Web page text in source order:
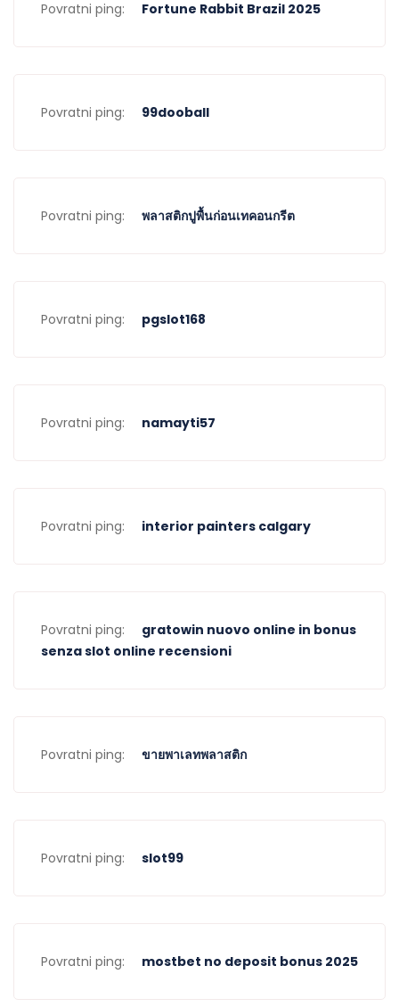
Povratni ping: Fortune Rabbit Brazil 2025
Povratni ping: 99dooball
Povratni ping: พลาสติกปูพื้นก่อนเทคอนกรีต
Povratni ping: pgslot168
Povratni ping: namayti57
Povratni ping: interior painters calgary
Povratni ping:
gratowin nuovo online in bonus
senza slot online recensioni
Povratni ping: ขายพาเลทพลาสติก
Povratni ping: slot99
Povratni ping: mostbet no deposit bonus 2025